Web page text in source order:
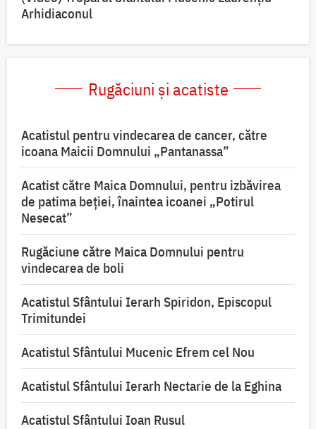
Arhidiaconul
Rugăciuni și acatiste
Acatistul pentru vindecarea de cancer, către
icoana Maicii Domnului „Pantanassa”
Acatist către Maica Domnului, pentru izbăvirea
de patima beției, înaintea icoanei „Potirul
Nesecat”
Rugăciune către Maica Domnului pentru
vindecarea de boli
Acatistul Sfântului Ierarh Spiridon, Episcopul
Trimitundei
Acatistul Sfântului Mucenic Efrem cel Nou
Acatistul Sfântului Ierarh Nectarie de la Eghina
Acatistul Sfântului Ioan Rusul